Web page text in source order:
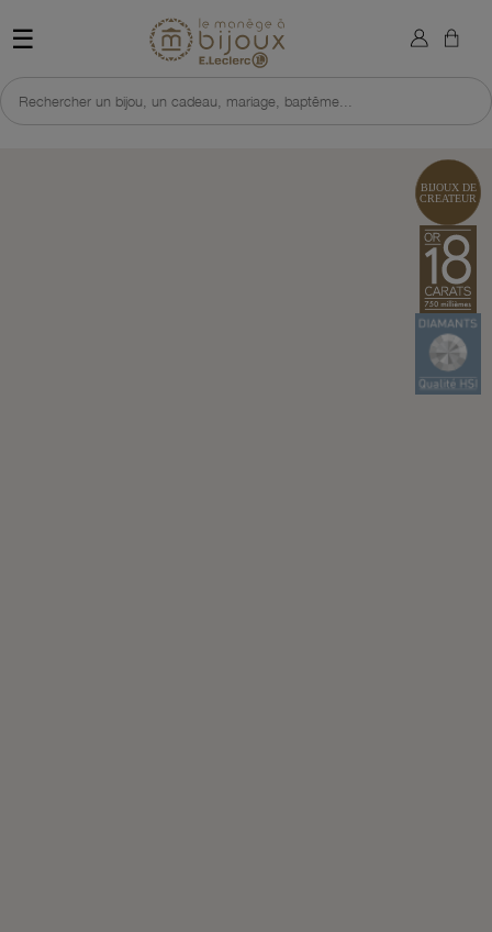
☰ Retour à l'accueil du site
Rechercher un bijou, un cadeau, mariage, baptême...
×